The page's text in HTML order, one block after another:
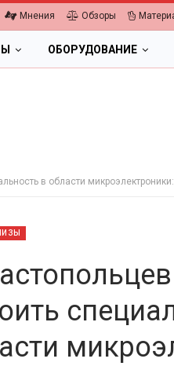
Мнения Обзоры
ОБОРУДОВАНИЕ
в области
ОБЛАКА
экономика 2026.
статистический